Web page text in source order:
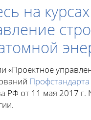
на
«Проектное
РФ от 11 мая 2017